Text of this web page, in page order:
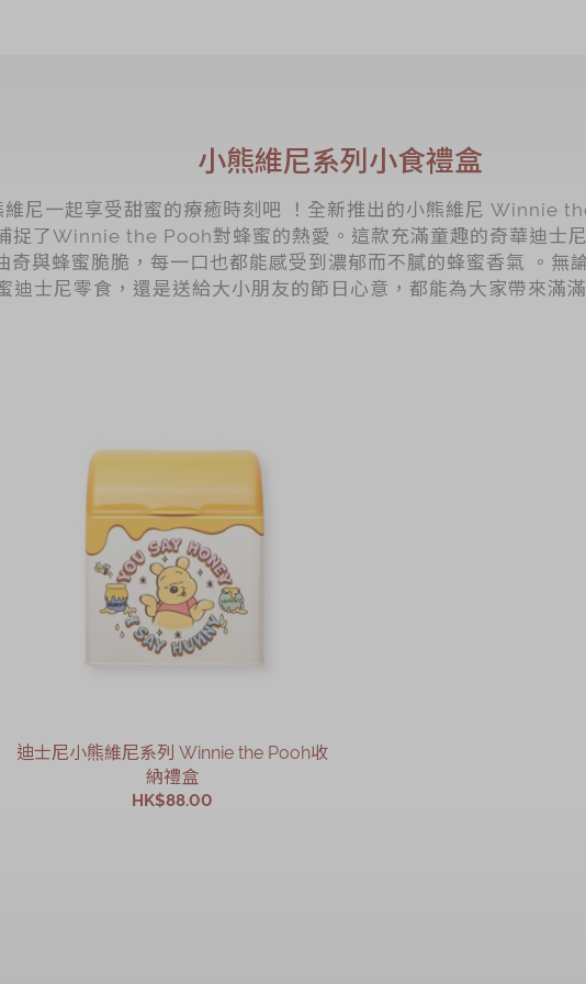
小熊維尼系列小食禮盒
維尼一起享受甜蜜的療癒時刻吧 ！全新推出的小熊維尼 Winnie
捉了Winnie the Pooh對蜂蜜的熱愛。這款充滿童趣的奇華迪士
奇與蜂蜜脆脆，每一口也都能感受到濃郁而不膩的蜂蜜香氣 。無
迪士尼零食，還是送給大小朋友的節日心意，都能為大家帶來滿
迪士尼小熊維尼系列 Winnie the Pooh收
納禮盒
HK$88.00